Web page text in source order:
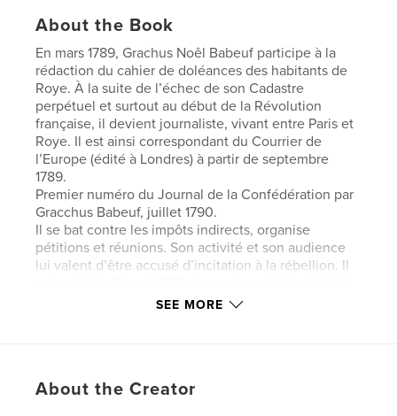
About the Book
En mars 1789, Grachus Noêl Babeuf participe à la
rédaction du cahier de doléances des habitants de
Roye. À la suite de l’échec de son Cadastre
perpétuel et surtout au début de la Révolution
française, il devient journaliste, vivant entre Paris et
Roye. Il est ainsi correspondant du Courrier de
l’Europe (édité à Londres) à partir de septembre
1789.
Premier numéro du Journal de la Confédération par
Gracchus Babeuf, juillet 1790.
Il se bat contre les impôts indirects, organise
pétitions et réunions. Son activité et son audience
lui valent d’être accusé d’incitation à la rébellion. Il
en juillet, grâce à la pression du révolutionnaire
Babeuf imprime un nouveau journal qui n'aura que
SEE MORE
About the Creator